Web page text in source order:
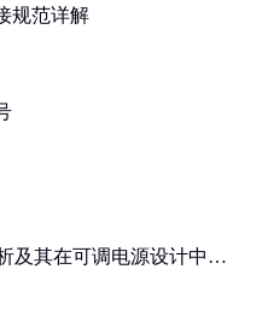
规范详解
及其在可调电源设计中的